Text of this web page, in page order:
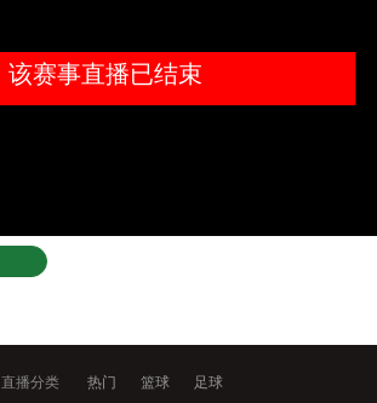
该赛事直播已结束
直播分类 热门 篮球
足球